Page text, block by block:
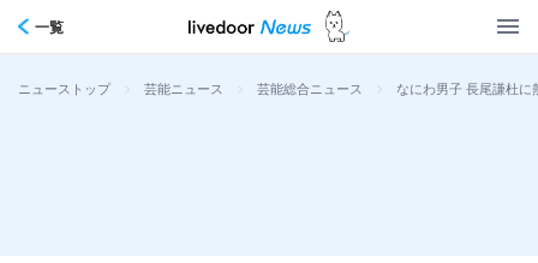
一覧
ニューストップ > 芸能ニュース > 芸能総合ニュース > なにわ男子 長尾謙杜